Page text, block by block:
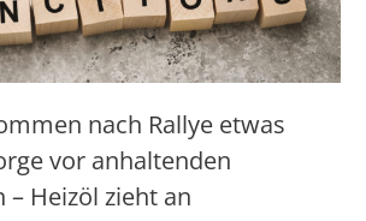
nach Rallye etwas
vor anhaltenden
– Heizöl zieht an